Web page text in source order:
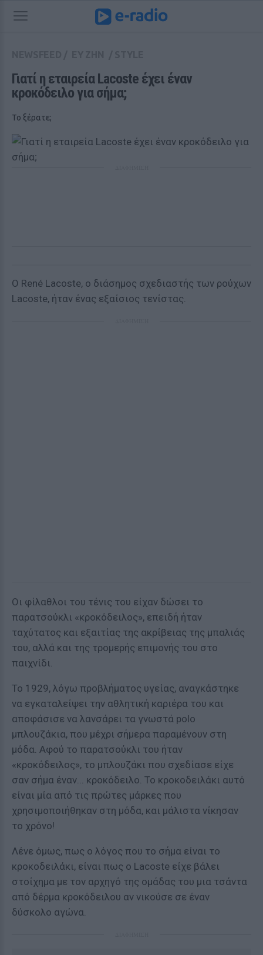
Γιατί η εταιρεία Lacoste έχει έναν
κροκόδειλο για σήμα;
Το ξέρατε;
O René Lacoste, ο διάσημος σχεδιαστής των ρούχων
Lacoste, ήταν ένας εξαίσιος τενίστας.
Οι φίλαθλοι του τένις του είχαν δώσει το
παρατσούκλι «κροκόδειλος», επειδή ήταν
ταχύτατος και εξαιτίας της ακρίβειας της μπαλιάς
του, αλλά και της τρομερής επιμονής του στο
παιχνίδι.
Το 1929, λόγω προβλήματος υγείας, αναγκάστηκε
να εγκαταλείψει την αθλητική καριέρα του και
αποφάσισε να λανσάρει τα γνωστά polo
μπλουζάκια, που μέχρι σήμερα παραμένουν στη
μόδα. Αφού το παρατσούκλι του ήταν
«κροκόδειλος», το μπλουζάκι που σχεδίασε είχε
σαν σήμα έναν... κροκόδειλο. Το κροκοδειλάκι αυτό
είναι μία από τις πρώτες μάρκες που
χρησιμοποιήθηκαν στη μόδα, και μάλιστα νίκησαν
το χρόνο!
Λένε όμως, πως ο λόγος που το σήμα είναι το
κροκοδειλάκι, είναι πως ο Lacoste είχε βάλει
στοίχημα με τον αρχηγό της ομάδας του μια τσάντα
από δέρμα κροκόδειλου αν νικούσε σε έναν
δύσκολο αγώνα.